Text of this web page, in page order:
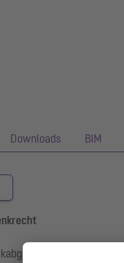
Downloads BIM
für die